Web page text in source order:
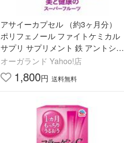
アサイーカプセル （約3ヶ月分）
ポリフェノール ファイトケミカル
サプリ サプリメント 鉄 アントシア
ニン アミノ酸 若々しさのサポート
に ポイント利用
オーガランド Yahoo!店
1,800円 送料無料